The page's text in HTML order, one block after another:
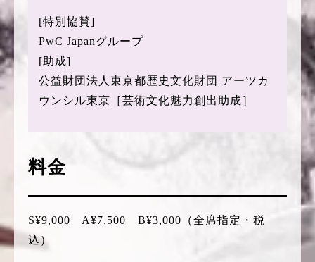
[特別協賛]
PwC Japanグループ
[助成]
公益財団法人東京都歴史文化財団 アーツカ
ウンシル東京［芸術文化魅力創出助成］
料金
S¥9,000 A¥7,500 B¥3,000（全席指定・税
込）